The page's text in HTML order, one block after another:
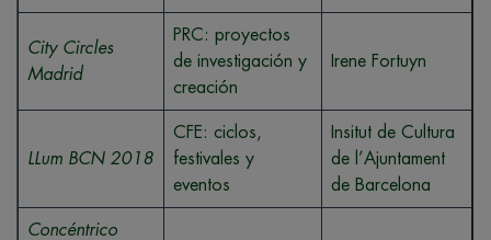
City Circles
Madrid
PRC: proyectos
de investigación y
creación
Irene Fortuyn
LLum BCN 2018
CFE: ciclos,
festivales y
eventos
Insitut de Cultura
de l’Ajuntament
de Barcelona
Concéntrico